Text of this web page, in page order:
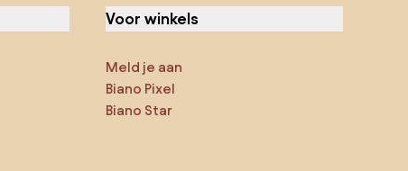
Voor winkels
Meld je aan
Biano Pixel
Biano Star